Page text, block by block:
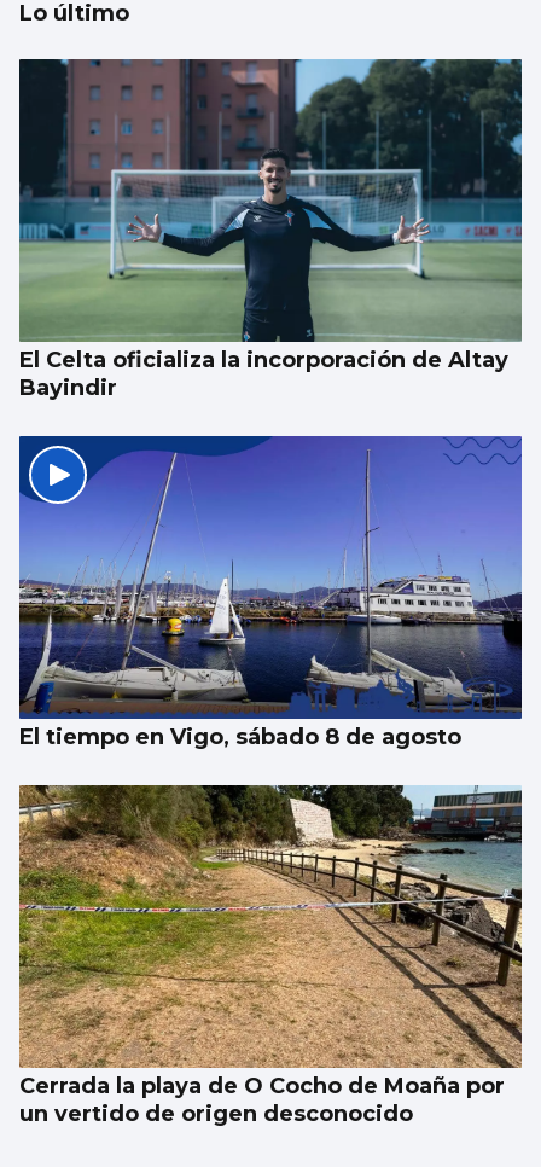
BALONCESTO
Sandra Martínez guía a España a
semifinales
Lo último
El Celta oficializa la incorporación de Altay
Bayindir
El tiempo en Vigo, sábado 8 de agosto
Cerrada la playa de O Cocho de Moaña por
un vertido de origen desconocido